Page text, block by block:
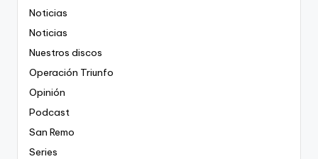
Noticias
Noticias
Nuestros discos
Operación Triunfo
Opinión
Podcast
San Remo
Series